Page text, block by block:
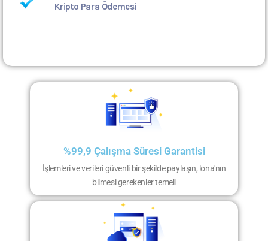
Kripto Para Ödemesi
%99,9 Çalışma Süresi Garantisi
İşlemleri ve verileri güvenli bir şekilde paylaşın, lona'nın
bilmesi gerekenler temeli